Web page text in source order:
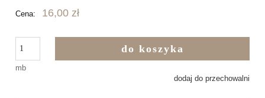
Cena: 16,00 zł
mb
do koszyka
dodaj do przechowalni